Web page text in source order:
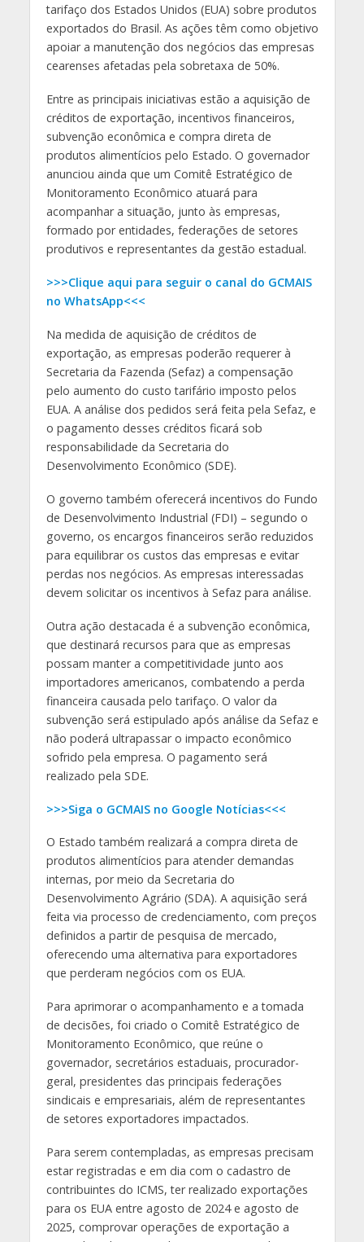
tarifaço dos Estados Unidos (EUA) sobre produtos
exportados do Brasil. As ações têm como objetivo
apoiar a manutenção dos negócios das empresas
cearenses afetadas pela sobretaxa de 50%.
Entre as principais iniciativas estão a aquisição de
créditos de exportação, incentivos financeiros,
subvenção econômica e compra direta de
produtos alimentícios pelo Estado. O governador
anunciou ainda que um Comitê Estratégico de
Monitoramento Econômico atuará para
acompanhar a situação, junto às empresas,
formado por entidades, federações de setores
produtivos e representantes da gestão estadual.
>>>Clique aqui para seguir o canal do GCMAIS
no WhatsApp<<<
Na medida de aquisição de créditos de
exportação, as empresas poderão requerer à
Secretaria da Fazenda (Sefaz) a compensação
pelo aumento do custo tarifário imposto pelos
EUA. A análise dos pedidos será feita pela Sefaz, e
o pagamento desses créditos ficará sob
responsabilidade da Secretaria do
Desenvolvimento Econômico (SDE).
O governo também oferecerá incentivos do Fundo
de Desenvolvimento Industrial (FDI) – segundo o
governo, os encargos financeiros serão reduzidos
para equilibrar os custos das empresas e evitar
perdas nos negócios. As empresas interessadas
devem solicitar os incentivos à Sefaz para análise.
Outra ação destacada é a subvenção econômica,
que destinará recursos para que as empresas
possam manter a competitividade junto aos
importadores americanos, combatendo a perda
financeira causada pelo tarifaço. O valor da
subvenção será estipulado após análise da Sefaz e
não poderá ultrapassar o impacto econômico
sofrido pela empresa. O pagamento será
realizado pela SDE.
>>>Siga o GCMAIS no Google Notícias<<<
O Estado também realizará a compra direta de
produtos alimentícios para atender demandas
internas, por meio da Secretaria do
Desenvolvimento Agrário (SDA). A aquisição será
feita via processo de credenciamento, com preços
definidos a partir de pesquisa de mercado,
oferecendo uma alternativa para exportadores
que perderam negócios com os EUA.
Para aprimorar o acompanhamento e a tomada
de decisões, foi criado o Comitê Estratégico de
Monitoramento Econômico, que reúne o
governador, secretários estaduais, procurador-
geral, presidentes das principais federações
sindicais e empresariais, além de representantes
de setores exportadores impactados.
Para serem contempladas, as empresas precisam
estar registradas e em dia com o cadastro de
contribuintes do ICMS, ter realizado exportações
para os EUA entre agosto de 2024 e agosto de
2025, comprovar operações de exportação a